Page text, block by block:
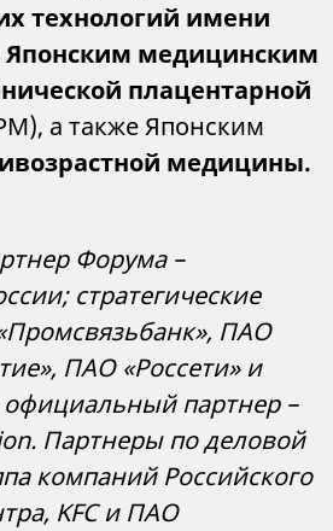
технологий имени
Японским медицинским
плацентарной
а также Японским
медицины.
Форума –
стратегические
ПАО
ПАО «Россети» и
партнер –
Партнеры по деловой
компаний Российского
KFC и ПАО